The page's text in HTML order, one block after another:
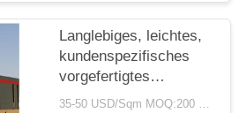
Langlebiges, leichtes,
kundenspezifisches
vorgefertigtes
Lagerhaus mit
35-50 USD/Sqm MOQ:200 Quadratmeter